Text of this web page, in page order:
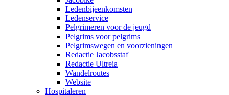
Ledenbijeenkomsten
Ledenservice
Pelgrimeren voor de jeugd
Pelgrims voor pelgrims
Pelgrimswegen en voorzieningen
Redactie Jacobsstaf
Redactie Ultreia
Wandelroutes
Website
Hospitaleren